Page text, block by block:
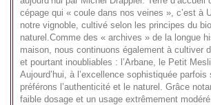
cépage qui « coule dans nos veines », c’est à
notre vignoble, cultivé selon les principes du
naturel.Comme des « archives » de la longue
maison, nous continuons également à cultiver
et pourtant inoubliables : l’Arbane, le Petit
Aujourd’hui, à l’excellence sophistiquée parfois
préférons l’authenticité et le naturel. Grâce
faible dosage et un usage extrêmement